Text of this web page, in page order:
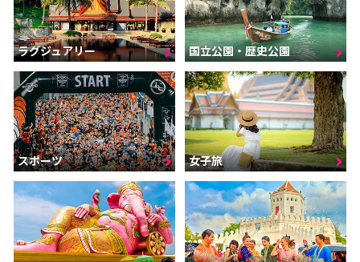
ラグジュアリー 国立公園・歴史公園
スポーツ 女子旅